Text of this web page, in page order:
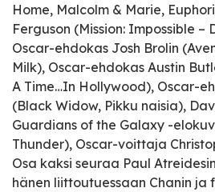
Home, Malcolm & Marie,
Ferguson (Mission: Impossible –
Oscar-ehdokas Josh Brolin
Milk), Oscar-ehdokas Austin
A Time…In Hollywood), Oscar-
(Black Widow, Pikku naisia),
Guardians of the Galaxy -
Thunder), Oscar-voittaja
Osa kaksi seuraa Paul
hänen liittoutuessaan Chanin ja